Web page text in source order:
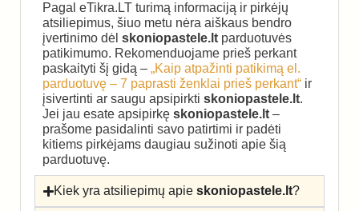
Pagal eTikra.LT turimą informaciją ir pirkėjų
atsiliepimus, šiuo metu nėra aiškaus bendro
įvertinimo dėl skoniopastele.lt parduotuvės
patikimumo. Rekomenduojame prieš perkant
paskaityti šį gidą – „Kaip atpažinti patikimą el.
parduotuvę – 7 paprasti ženklai prieš perkant“ ir
įsivertinti ar saugu apsipirkti skoniopastele.lt.
Jei jau esate apsipirkę skoniopastele.lt –
prašome pasidalinti savo patirtimi ir padėti
kitiems pirkėjams daugiau sužinoti apie šią
parduotuvę.
Kiek yra atsiliepimų apieskoniopastele.lt?